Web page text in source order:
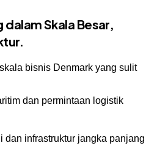
dalam Skala Besar,
bisnis Denmark yang sulit
dan permintaan logistik
dan infrastruktur jangka panjang